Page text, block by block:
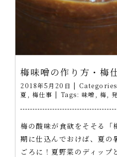
梅味噌の作り方・梅
2018年5月20日 |
夏
梅仕事 | Tags: 味噌 梅
梅の酸味が食欲をそそる「
期に仕込んでおけば、夏の
ごろに！夏野菜のディップ